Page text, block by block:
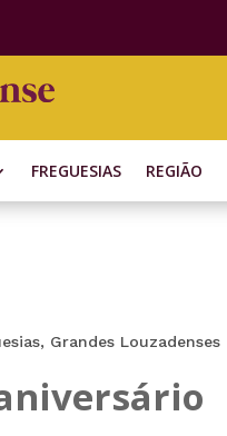
FREGUESIAS REGIÃO
, Grandes Louzadenses